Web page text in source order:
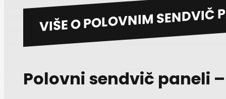
VIŠE O POLOVNIM SENDVIČ
Polovni sendvič paneli